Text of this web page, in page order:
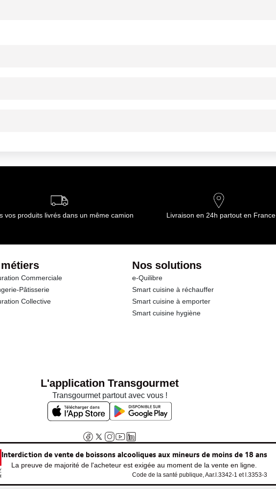
de Transgourmet Opérations
vos produits livrés dans un même camion Livraison en 24h partout en France
Commerciale
Pâtisserie
Collective
Nos solutions
e-Quilibre
Smart cuisine à réchauffer
Smart cuisine à emporter
Smart cuisine hygiène
L'application Transgourmet
Transgourmet partout avec vous !
Interdiction de vente de boissons alcooliques aux mineurs de moins de 18 ans
La preuve de majorité de l'acheteur est exigée au moment de la vente en ligne.
Code de la santé publique, Aar.l.3342-1 et l.3353-3